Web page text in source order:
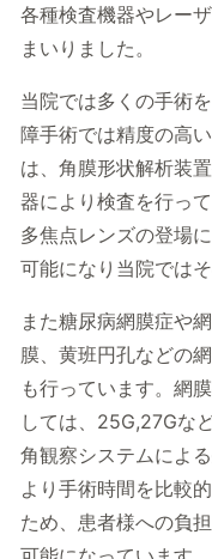
各種検査機器やレー
まいりました。
当院では多くの手術
障手術では精度の高
は、角膜形状解析装
器により検査を行っ
多焦点レンズの登場
可能になり当院では
また糖尿病網膜症や
膜、黄班円孔などの
も行っています。網
しては、25G,27Gな
角観察システムによ
より手術時間を比較
ため、患者様への負